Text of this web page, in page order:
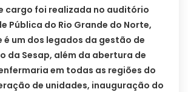
cargo foi realizada no auditório
Pública do Rio Grande do Norte,
um dos legados da gestão de
da Sesap, além da abertura de
em todas as regiões do
de unidades, inauguração do